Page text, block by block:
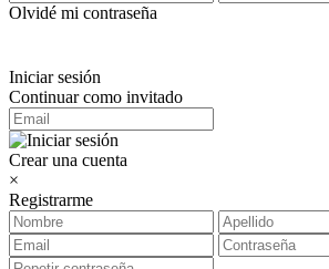
Olvidé mi contraseña
Iniciar sesión
Continuar como invitado
Crear una cuenta
×
Registrarme